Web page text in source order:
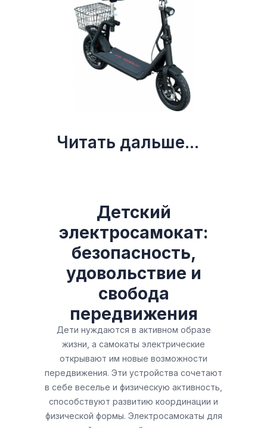
Читать дальше...
Дети нуждаются в активном образе
жизни, а самокаты электрические
открывают им новые возможности
передвижения. Эти устройства сочетают
в себе веселье и физическую активность,
способствуют развитию координации и
физической формы. Электросамокаты для
Детский
электросамокат:
безопасность,
удовольствие и
свобода
передвижения